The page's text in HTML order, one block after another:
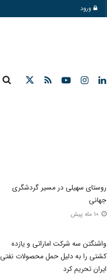
ورود
روستای سهیلی در مسیر گردشگری
جهانی
10 ماه پیش
واشنگتن سه شرکت اماراتی و یازده
کشتی را به دلیل حمل محصولات نفتی
ایران تحریم کرد